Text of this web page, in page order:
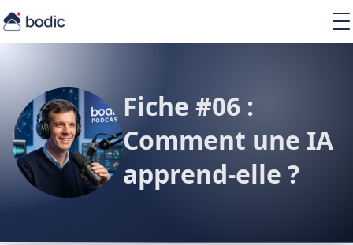
Learning
À propos
Fiche #06 :
Comment une IA
apprend-elle ?